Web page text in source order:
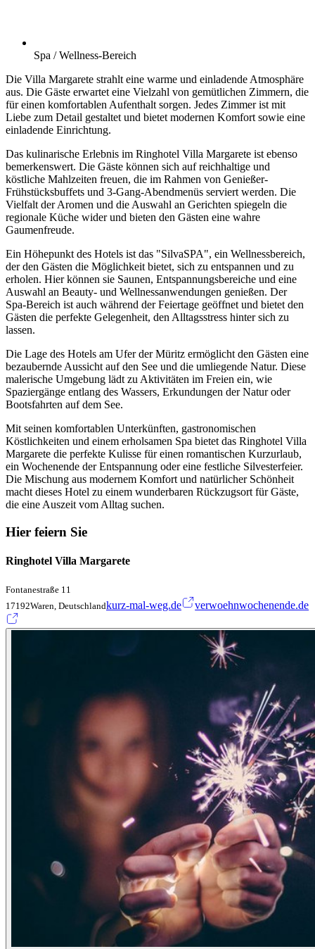
Spa / Wellness-Bereich
Die Villa Margarete strahlt eine warme und einladende Atmosphäre
aus. Die Gäste erwartet eine Vielzahl von gemütlichen Zimmern, die
für einen komfortablen Aufenthalt sorgen. Jedes Zimmer ist mit
Liebe zum Detail gestaltet und bietet modernen Komfort sowie eine
einladende Einrichtung.
Das kulinarische Erlebnis im Ringhotel Villa Margarete ist ebenso
bemerkenswert. Die Gäste können sich auf reichhaltige und
köstliche Mahlzeiten freuen, die im Rahmen von Genießer-
Frühstücksbuffets und 3-Gang-Abendmenüs serviert werden. Die
Vielfalt der Aromen und die Auswahl an Gerichten spiegeln die
regionale Küche wider und bieten den Gästen eine wahre
Gaumenfreude.
Ein Höhepunkt des Hotels ist das "SilvaSPA", ein Wellnessbereich,
der den Gästen die Möglichkeit bietet, sich zu entspannen und zu
erholen. Hier können sie Saunen, Entspannungsbereiche und eine
Auswahl an Beauty- und Wellnessanwendungen genießen. Der
Spa-Bereich ist auch während der Feiertage geöffnet und bietet den
Gästen die perfekte Gelegenheit, den Alltagsstress hinter sich zu
lassen.
Die Lage des Hotels am Ufer der Müritz ermöglicht den Gästen eine
bezaubernde Aussicht auf den See und die umliegende Natur. Diese
malerische Umgebung lädt zu Aktivitäten im Freien ein, wie
Spaziergänge entlang des Wassers, Erkundungen der Natur oder
Bootsfahrten auf dem See.
Mit seinen komfortablen Unterkünften, gastronomischen
Köstlichkeiten und einem erholsamen Spa bietet das Ringhotel Villa
Margarete die perfekte Kulisse für einen romantischen Kurzurlaub,
ein Wochenende der Entspannung oder eine festliche Silvesterfeier.
Die Mischung aus modernem Komfort und natürlicher Schönheit
macht dieses Hotel zu einem wunderbaren Rückzugsort für Gäste,
die eine Auszeit vom Alltag suchen.
Hier feiern Sie
Ringhotel Villa Margarete
Fontanestraße 11
17192Waren, Deutschlandkurz-mal-weg.de verwoehnwochenende.de